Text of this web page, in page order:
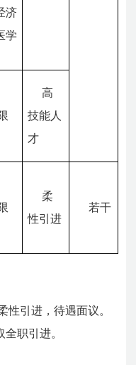
济
学
高
技能人
才
柔
性引进
若干
性引进，待遇面议。
职引进。